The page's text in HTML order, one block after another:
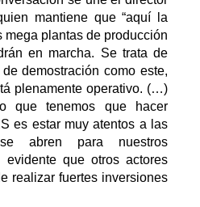
mantiene que “aquí la
mega plantas de producción
en marcha. Se trata de
demostración como este,
plenamente operativo. (…)
que tenemos que hacer
es estar muy atentos a las
abren para nuestros
evidente que otros actores
realizar fuertes inversiones